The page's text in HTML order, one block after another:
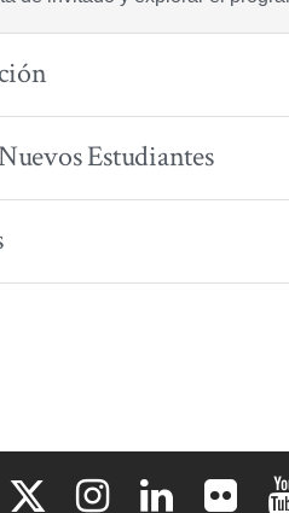
Estudiantes
University Facebook
Elon University X (formerly
Elon University
Elon Elon